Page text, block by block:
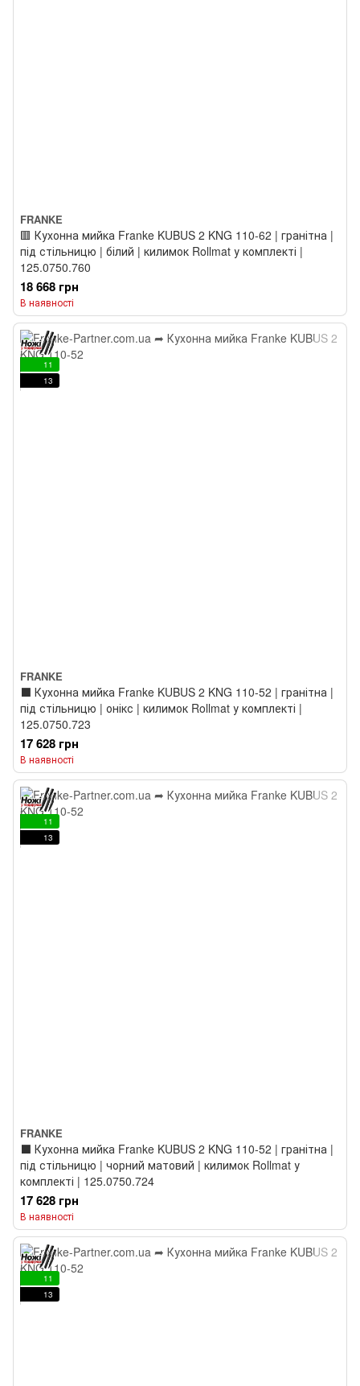
FRANKE
🟥 Кухонна мийка Franke KUBUS 2 KNG 110-62 | гранітна |
під стільницю | білий | килимок Rollmat у комплекті |
125.0750.760
18 668 грн
В наявності
11
13
FRANKE
⬛️ Кухонна мийка Franke KUBUS 2 KNG 110-52 | гранітна |
під стільницю | онікс | килимок Rollmat у комплекті |
125.0750.723
17 628 грн
В наявності
11
13
FRANKE
⬛️ Кухонна мийка Franke KUBUS 2 KNG 110-52 | гранітна |
під стільницю | чорний матовий | килимок Rollmat у
комплекті | 125.0750.724
17 628 грн
В наявності
11
13